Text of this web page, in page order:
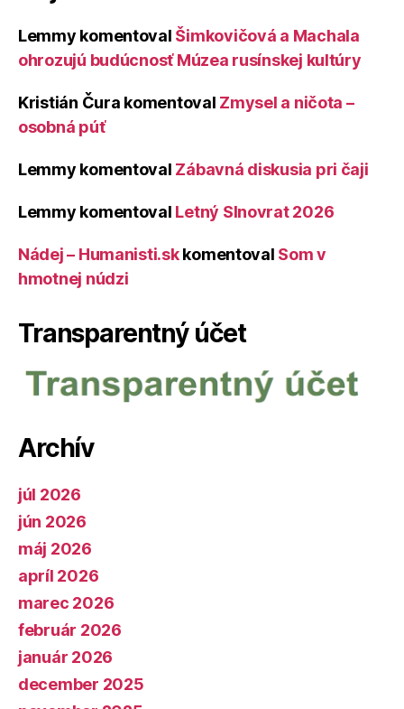
Lemmy komentoval Šimkovičová a Machala
ohrozujú budúcnosť Múzea rusínskej kultúry
Kristián Čura komentoval Zmysel a ničota –
osobná púť
Lemmy komentoval Zábavná diskusia pri čaji
Lemmy komentoval Letný Slnovrat 2026
Nádej – Humanisti.skkomentoval Som v
hmotnej núdzi
Transparentný účet
Archív
júl 2026
jún 2026
máj 2026
apríl 2026
marec 2026
február 2026
január 2026
december 2025